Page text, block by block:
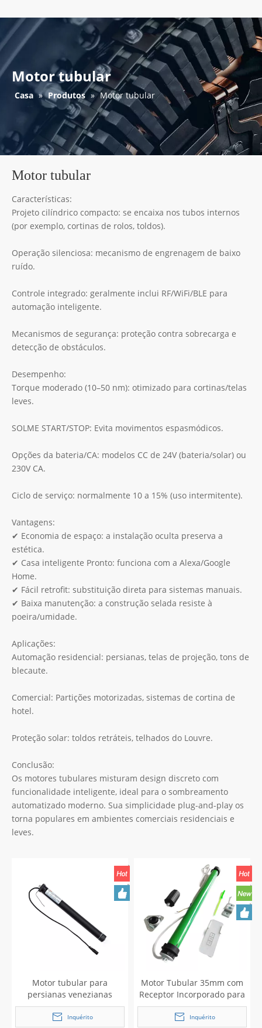
Motor tubular
Casa » Produtos » Motor tubular
Motor tubular
Características:
Projeto cilíndrico compacto: se encaixa nos tubos internos
(por exemplo, cortinas de rolos, toldos).
Operação silenciosa: mecanismo de engrenagem de baixo
ruído.
Controle integrado: geralmente inclui RF/WiFi/BLE para
automação inteligente.
Mecanismos de segurança: proteção contra sobrecarga e
detecção de obstáculos.
Desempenho:
Torque moderado (10–50 nm): otimizado para cortinas/telas
leves.
SOLME START/STOP: Evita movimentos espasmódicos.
Opções da bateria/CA: modelos CC de 24V (bateria/solar) ou
230V CA.
Ciclo de serviço: normalmente 10 a 15% (uso intermitente).
Vantagens:
✔ Economia de espaço: a instalação oculta preserva a
estética.
✔ Casa inteligente Pronto: funciona com a Alexa/Google
Home.
✔ Fácil retrofit: substituição direta para sistemas manuais.
✔ Baixa manutenção: a construção selada resiste à
poeira/umidade.
Aplicações:
Automação residencial: persianas, telas de projeção, tons de
blecaute.
Comercial: Partições motorizadas, sistemas de cortina de
hotel.
Proteção solar: toldos retráteis, telhados do Louvre.
Conclusão:
Os motores tubulares misturam design discreto com
funcionalidade inteligente, ideal para o sombreamento
automatizado moderno. Sua simplicidade plug-and-play os
torna populares em ambientes comerciais residenciais e
leves.
Motor tubular para
persianas venezianas
Inquérito
Motor Tubular 35mm com
Receptor Incorporado para
Estores/Estores/Cortinas
Eléctricas
Inquérito